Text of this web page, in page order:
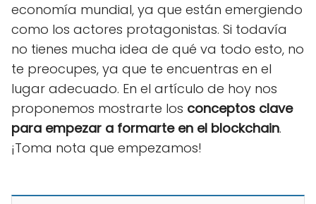
economía mundial, ya que están emergiendo
como los actores protagonistas. Si todavía
no tienes mucha idea de qué va todo esto, no
te preocupes, ya que te encuentras en el
lugar adecuado. En el artículo de hoy nos
proponemos mostrarte los conceptos clave
para empezar a formarte en el blockchain.
¡Toma nota que empezamos!